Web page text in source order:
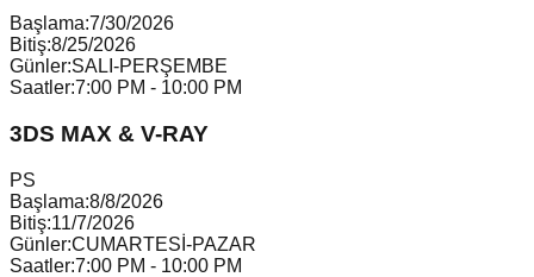
Başlama:7/30/2026
Bitiş:8/25/2026
Günler:SALI-PERŞEMBE
Saatler:7:00 PM - 10:00 PM
3DS MAX & V-RAY
PS
Başlama:8/8/2026
Bitiş:11/7/2026
Günler:CUMARTESİ-PAZAR
Saatler:7:00 PM - 10:00 PM